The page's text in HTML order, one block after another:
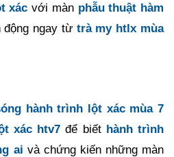
xác với màn phẫu thuật hàm
động ngay từ trà my htlx mùa
hành trình lột xác mùa 7
xác htv7 để biết hành trình
ai và chứng kiến những màn